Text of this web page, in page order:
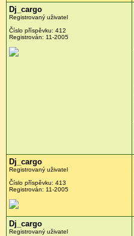
Dj_cargo
Registrovaný uživatel
Číslo příspěvku: 412
Registrován: 11-2005
Dj_cargo
Registrovaný uživatel
Číslo příspěvku: 413
Registrován: 11-2005
Dj_cargo
Registrovaný uživatel